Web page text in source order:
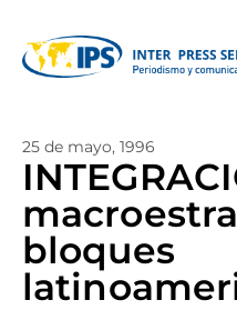
25 de mayo, 1996
bloques